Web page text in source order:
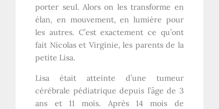
porter seul. Alors on les transforme en
élan, en mouvement, en lumière pour
les autres. C’est exactement ce qu’ont
fait Nicolas et Virginie, les parents de la
petite Lisa.
Lisa était atteinte d’une tumeur
cérébrale pédiatrique depuis l’âge de 3
ans et 11 mois. Après 14 mois de